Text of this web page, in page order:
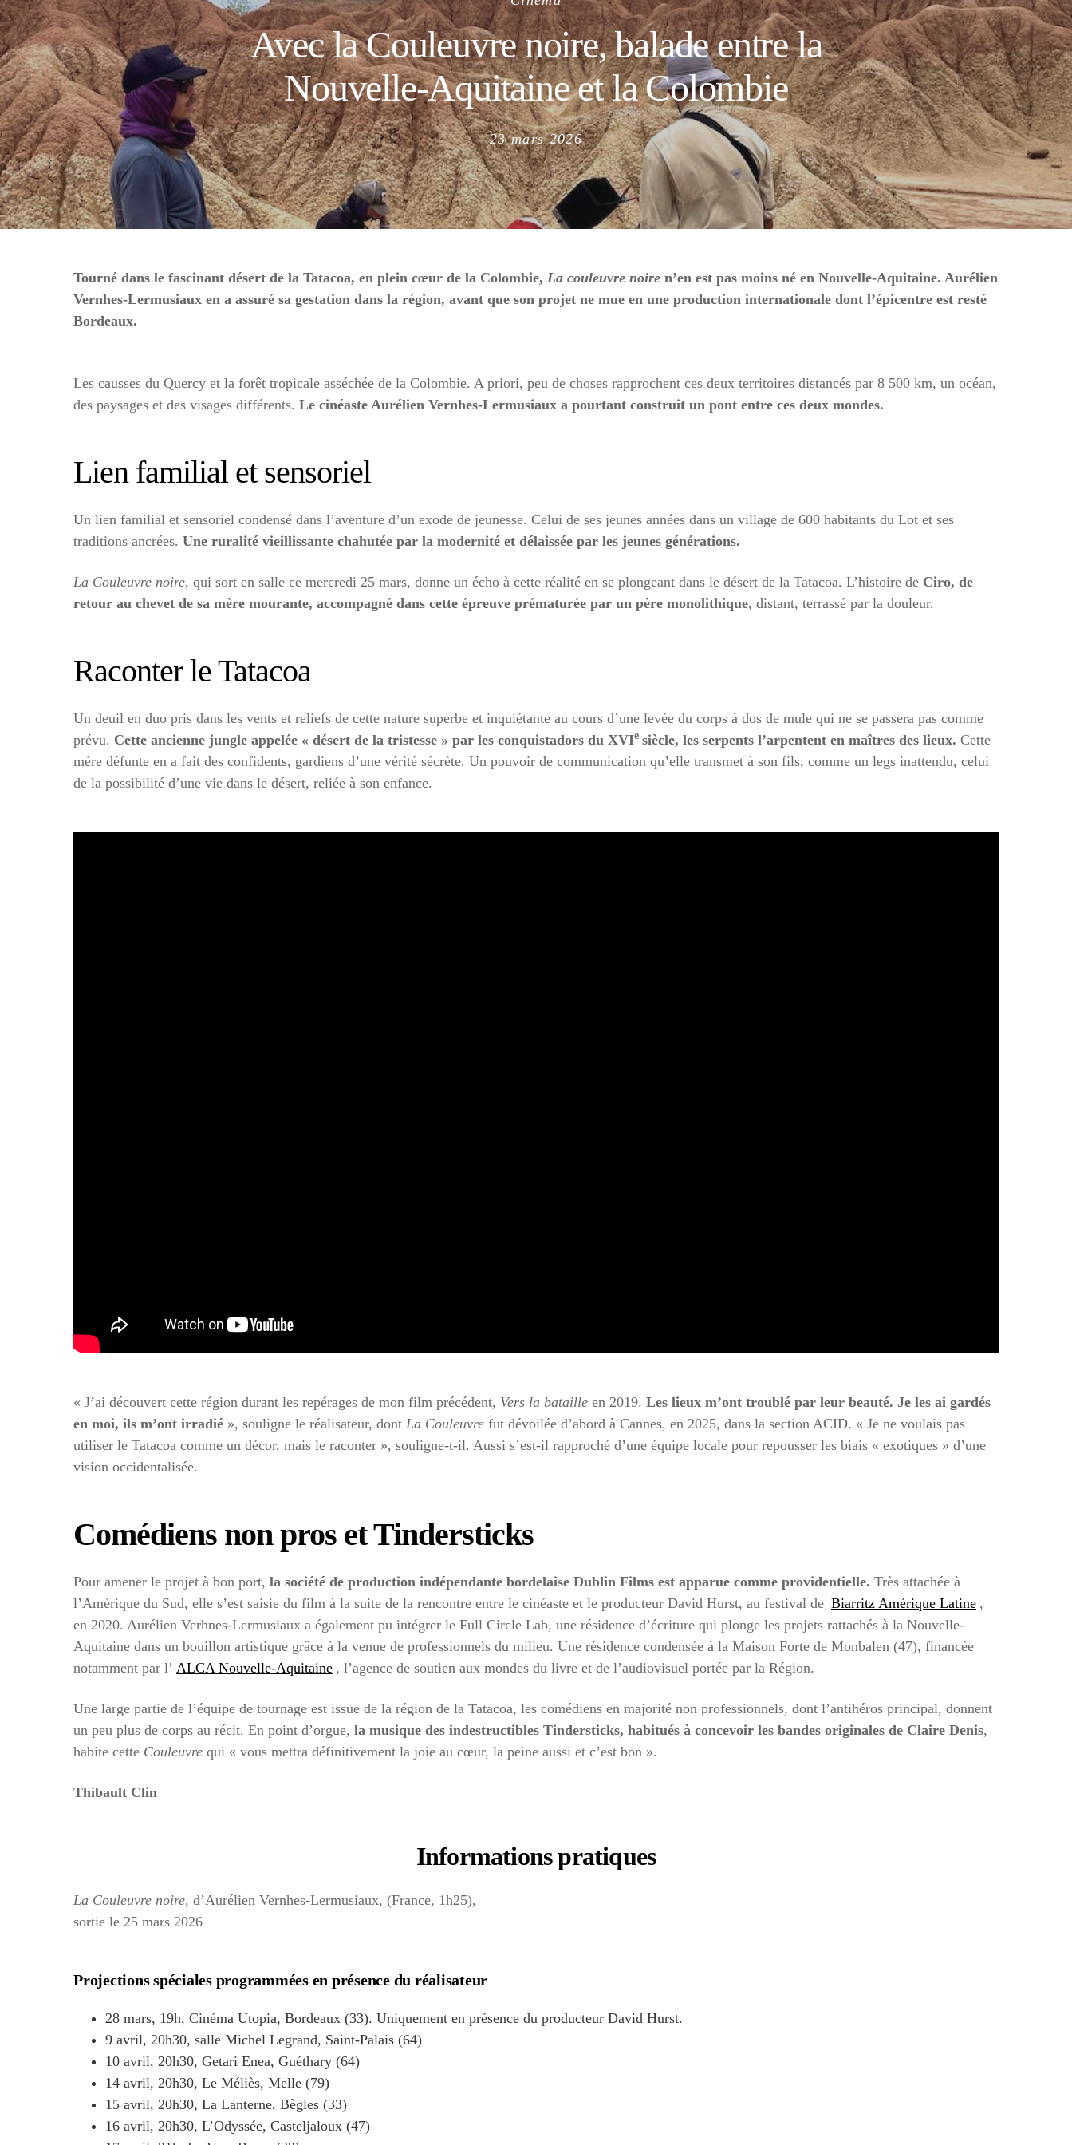
Avec la Couleuvre noire, balade entre la
Nouvelle-Aquitaine et la Colombie
Posted
on
23 mars 2026
Tourné dans le fascinant désert de la Tatacoa, en plein cœur de la Colombie, La couleuvre noire n’en est pas moins né en Nouvelle-Aquitaine. Aurélien
Vernhes-Lermusiaux en a assuré sa gestation dans la région, avant que son projet ne mue en une production internationale dont l’épicentre est resté
Bordeaux.
Les causses du Quercy et la forêt tropicale asséchée de la Colombie. A priori, peu de choses rapprochent ces deux territoires distancés par 8 500 km, un océan,
des paysages et des visages différents. Le cinéaste Aurélien Vernhes-Lermusiaux a pourtant construit un pont entre ces deux mondes.
Lien familial et sensoriel
Un lien familial et sensoriel condensé dans l’aventure d’un exode de jeunesse. Celui de ses jeunes années dans un village de 600 habitants du Lot et ses
traditions ancrées. Une ruralité vieillissante chahutée par la modernité et délaissée par les jeunes générations.
La Couleuvre noire, qui sort en salle ce mercredi 25 mars, donne un écho à cette réalité en se plongeant dans le désert de la Tatacoa. L’histoire de Ciro, de
retour au chevet de sa mère mourante, accompagné dans cette épreuve prématurée par un père monolithique, distant, terrassé par la douleur.
Raconter le Tatacoa
Un deuil en duo pris dans les vents et reliefs de cette nature superbe et inquiétante au cours d’une levée du corps à dos de mule qui ne se passera pas comme
prévu. Cette ancienne jungle appelée « désert de la tristesse » par les conquistadors du XVIe siècle, les serpents l’arpentent en maîtres des lieux. Cette
mère défunte en a fait des confidents, gardiens d’une vérité sécrète. Un pouvoir de communication qu’elle transmet à son fils, comme un legs inattendu, celui
de la possibilité d’une vie dans le désert, reliée à son enfance.
« J’ai découvert cette région durant les repérages de mon film précédent, Vers la bataille en 2019. Les lieux m’ont troublé par leur beauté. Je les ai gardés
en moi, ils m’ont irradié », souligne le réalisateur, dont La Couleuvre fut dévoilée d’abord à Cannes, en 2025, dans la section ACID. « Je ne voulais pas
utiliser le Tatacoa comme un décor, mais le raconter », souligne-t-il. Aussi s’est-il rapproché d’une équipe locale pour repousser les biais « exotiques » d’une
vision occidentalisée.
Comédiens non pros et Tindersticks
Pour amener le projet à bon port, la société de production indépendante bordelaise Dublin Films est apparue comme providentielle. Très attachée à
l’Amérique du Sud, elle s’est saisie du film à la suite de la rencontre entre le cinéaste et le producteur David Hurst, au festival de Biarritz Amérique Latine ,
en 2020. Aurélien Verhnes-Lermusiaux a également pu intégrer le Full Circle Lab, une résidence d’écriture qui plonge les projets rattachés à la Nouvelle-
Aquitaine dans un bouillon artistique grâce à la venue de professionnels du milieu. Une résidence condensée à la Maison Forte de Monbalen (47), financée
notamment par l’ ALCA Nouvelle-Aquitaine , l’agence de soutien aux mondes du livre et de l’audiovisuel portée par la Région.
Une large partie de l’équipe de tournage est issue de la région de la Tatacoa, les comédiens en majorité non professionnels, dont l’antihéros principal, donnent
un peu plus de corps au récit. En point d’orgue, la musique des indestructibles Tindersticks, habitués à concevoir les bandes originales de Claire Denis,
habite cette Couleuvre qui « vous mettra définitivement la joie au cœur, la peine aussi et c’est bon ».
Thibault Clin
Informations pratiques
La Couleuvre noire, d’Aurélien Vernhes-Lermusiaux, (France, 1h25),
sortie le 25 mars 2026
Projections spéciales programmées en présence du réalisateur
28 mars, 19h, Cinéma Utopia, Bordeaux (33). Uniquement en présence du producteur David Hurst.
9 avril, 20h30, salle Michel Legrand, Saint-Palais (64)
10 avril, 20h30, Getari Enea, Guéthary (64)
14 avril, 20h30, Le Méliès, Melle (79)
15 avril, 20h30, La Lanterne, Bègles (33)
16 avril, 20h30, L’Odyssée, Casteljaloux (47)